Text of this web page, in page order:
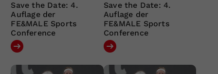
Save the Date: 4.
Auflage der
FE&MALE Sports
Conference
Save the Date: 4.
Auflage der
FE&MALE Sports
Conference